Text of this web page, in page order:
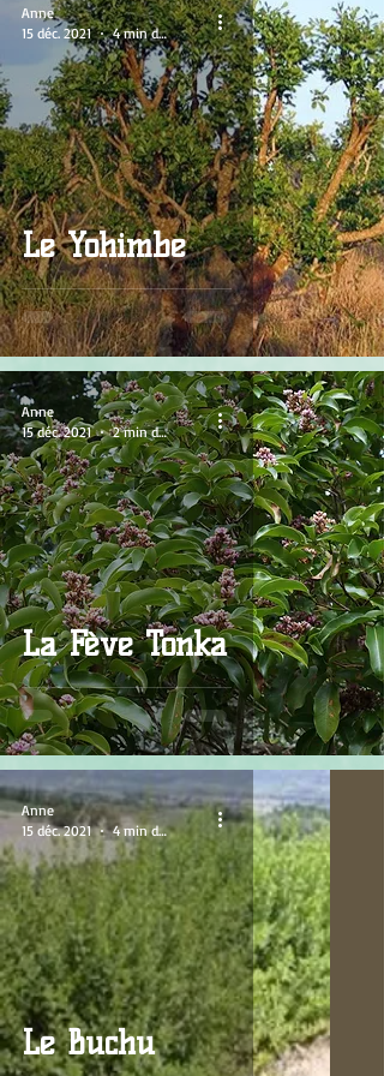
Le Yohimbe
Anne
15 déc. 2021
4 min de lecture
La Fève Tonka
Anne
15 déc. 2021
2 min de lecture
Le Buchu
Anne
15 déc. 2021
4 min de lecture